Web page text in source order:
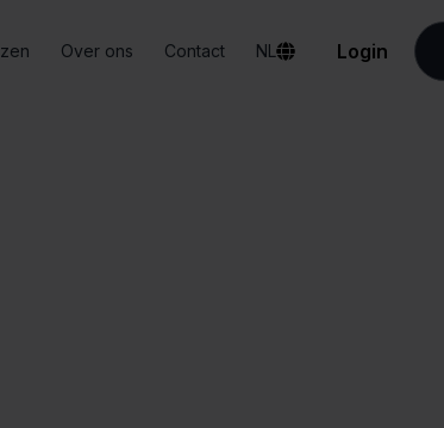
Over ons Contact NL Login